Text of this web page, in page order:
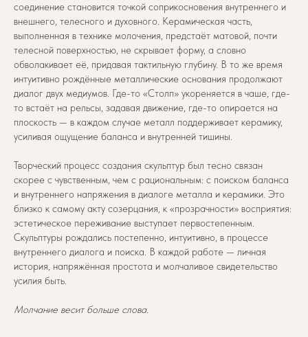
соединение становится точкой соприкосновения внутреннего и
внешнего, телесного и духовного. Керамическая часть,
выполненная в технике молочения, предстаёт матовой, почти
телесной поверхностью, не скрывает форму, а словно
обволакивает её, придавая тактильную глубину. В то же время
интуитивно рождённые металлические основания продолжают
диалог двух медиумов. Где-то «Столп» укореняется в чаше, где-
то встаёт на рельсы, задавая движение, где-то опирается на
плоскость — в каждом случае металл поддерживает керамику,
усиливая ощущение баланса и внутренней тишины.
Творческий процесс создания скульптур был тесно связан
скорее с чувственным, чем с рациональным: с поиском баланса
и внутреннего напряжения в диалоге металла и керамики. Это
близко к самому акту созерцания, к «прозрачности» восприятия:
эстетическое переживание выступает первостепенным.
Скульптуры рождались постепенно, интуитивно, в процессе
внутреннего диалога и поиска. В каждой работе — личная
история, напряжённая простота и молчаливое свидетельство
усилия быть.
Молчание весит больше слова.